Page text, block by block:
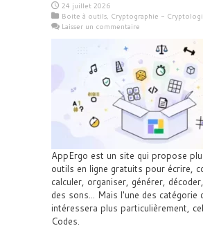
24 juillet 2026
Boite à outils, Cryptographie -
Laisser un commentaire
AppErgo est un site qui propose
outils en ligne gratuits pour écrire,
calculer, organiser, générer,
des sons... Mais l'une des catégorie
intéressera plus particulièrement,
Codes.